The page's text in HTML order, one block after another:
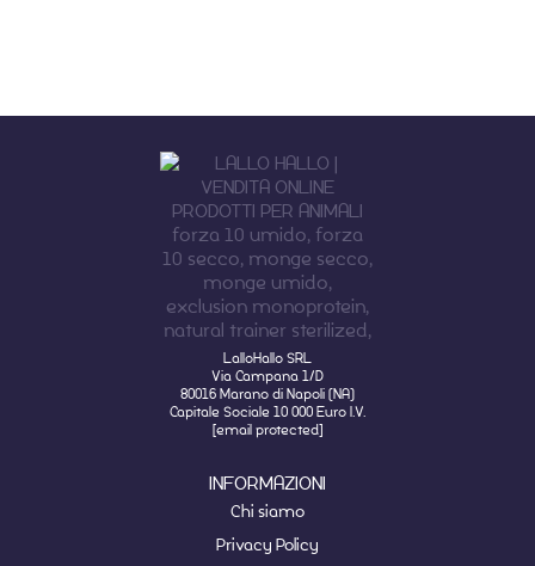
LalloHallo SRL
Via Campana 1/D
80016 Marano di Napoli (NA)
Capitale Sociale 10 000 Euro I.V.
[email protected]
INFORMAZIONI
Chi siamo
Privacy Policy